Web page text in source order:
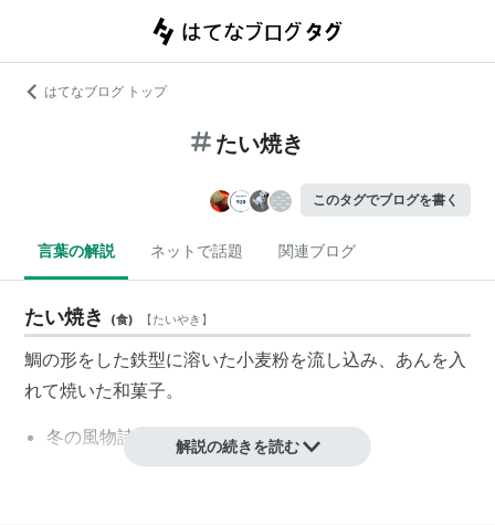
はてなブログ トップ
たい焼き
このタグでブログを書く
言葉の解説 ネットで話題 関連ブログ
たい焼き (食) 【たいやき 】
鯛の形をした鉄型に溶いた小麦粉を流し込み、あんを入
れて焼いた和菓子。
冬の風物詩
一部のユーザは懐かしさを感じる(関連 にくまん)
解説の続きを読む